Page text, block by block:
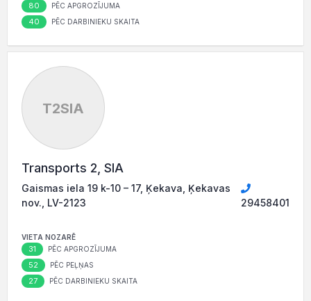
80 PĒC APGROZĪJUMA
40 PĒC DARBINIEKU SKAITA
T2SIA
Transports 2, SIA
Gaismas iela 19 k-10 – 17, Ķekava, Ķekavas
nov., LV-2123
29458401
VIETA NOZARĒ
31 PĒC APGROZĪJUMA
52 PĒC PEĻŅAS
27 PĒC DARBINIEKU SKAITA